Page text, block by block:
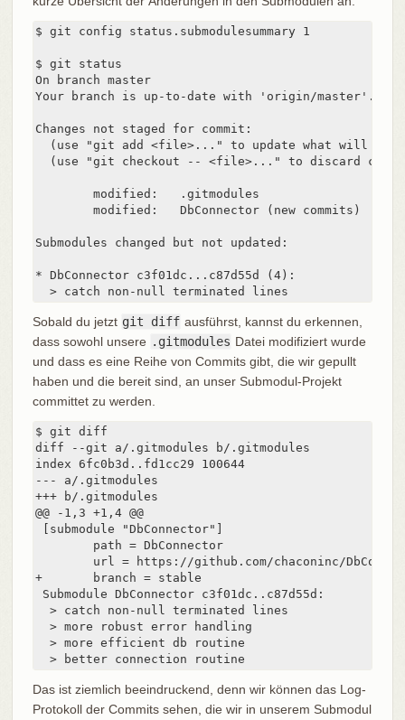
$ git config status.submodulesummary 1
$ git status
On branch master
Your branch is up-to-date with 'origin/master'.
Changes not staged for commit:
(use "git add <file>..." to update what will be
(use "git checkout -- <file>..." to discard
Submodules changed but not updated:
* DbConnector c3f01dc...c87d55d (4):
  > catch non-null terminated lines
Sobald du jetzt git diff ausführst, kannst du erkennen,
dass sowohl unsere .gitmodules Datei modifiziert wurde
und dass es eine Reihe von Commits gibt, die wir gepullt
haben und die bereit sind, an unser Submodul-Projekt
committet zu werden.
$ git diff
diff --git a/.gitmodules b/.gitmodules
index 6fc0b3d..fd1cc29 100644
--- a/.gitmodules
+++ b/.gitmodules
@@ -1,3 +1,4 @@
[submodule "DbConnector"]
        path = DbConnector
url = https://github.com/chaconinc/
+       branch = stable
Submodule DbConnector c3f01dc..c87d55d:
  > catch non-null terminated lines
  > more robust error handling
  > more efficient db routine
  > better connection routine
Das ist ziemlich beeindruckend, denn wir können das Log-
Protokoll der Commits sehen, die wir in unserem Submodul